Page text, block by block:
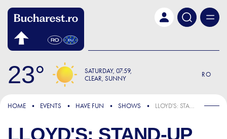
23 SATURDAY 07:59
CLEAR, SUNNY
RO
HOME EVENTS HAVE FUN SHOWS LLOYD'S: STAND-UP COMEDY CU ALEX DOBROTĂ, GEORGE DUMITRU, JOHN ȘI OCTAVIAN PREDA
LLOYD'S: STAND-UP